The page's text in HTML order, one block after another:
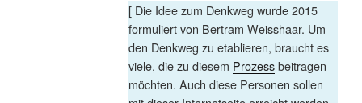
[ Die Idee zum Denkweg wurde 2015
formuliert von Bertram Weisshaar. Um
den Denkweg zu etablieren, braucht es
viele, die zu diesem Prozessbeitragen
möchten. Auch diese Personen sollen